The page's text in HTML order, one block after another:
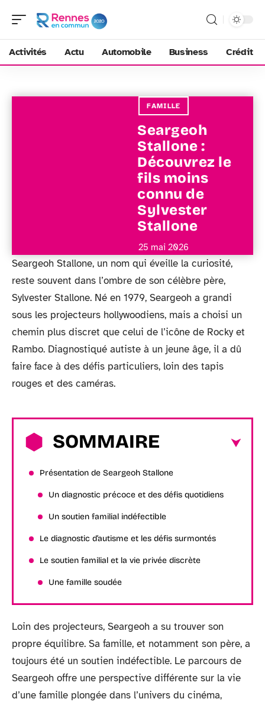
Activités Actu Automobile Business Crédit
FAMILLE
Seargeoh
Stallone :
Découvrez le
fils moins
connu de
Sylvester
Stallone
25 mai 2026
Seargeoh Stallone, un nom qui éveille la curiosité,
reste souvent dans l’ombre de son célèbre père,
Sylvester Stallone. Né en 1979, Seargeoh a grandi
sous les projecteurs hollywoodiens, mais a choisi un
chemin plus discret que celui de l’icône de Rocky et
Rambo. Diagnostiqué autiste à un jeune âge, il a dû
faire face à des défis particuliers, loin des tapis
rouges et des caméras.
SOMMAIRE
Présentation de Seargeoh Stallone
Un diagnostic précoce et des défis quotidiens
Un soutien familial indéfectible
Le diagnostic d’autisme et les défis surmontés
Le soutien familial et la vie privée discrète
Une famille soudée
Loin des projecteurs, Seargeoh a su trouver son
propre équilibre. Sa famille, et notamment son père, a
toujours été un soutien indéfectible. Le parcours de
Seargeoh offre une perspective différente sur la vie
d’une famille plongée dans l’univers du cinéma,